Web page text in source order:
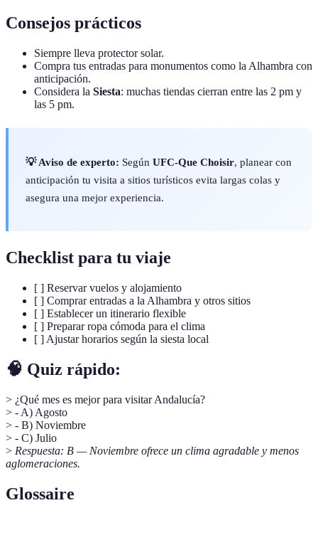
Consejos prácticos
Siempre lleva protector solar.
Compra tus entradas para monumentos como la Alhambra con
anticipación.
Considera la Siesta: muchas tiendas cierran entre las 2 pm y
las 5 pm.
💡 Aviso de experto: Según UFC-Que Choisir, planear con
anticipación tu visita a sitios turísticos evita largas colas y
asegura una mejor experiencia.
Checklist para tu viaje
[ ] Reservar vuelos y alojamiento
[ ] Comprar entradas a la Alhambra y otros sitios
[ ] Establecer un itinerario flexible
[ ] Preparar ropa cómoda para el clima
[ ] Ajustar horarios según la siesta local
🧠 Quiz rápido:
> ¿Qué mes es mejor para visitar Andalucía?
> - A) Agosto
> - B) Noviembre
> - C) Julio
> Respuesta: B — Noviembre ofrece un clima agradable y menos
aglomeraciones.
Glossaire